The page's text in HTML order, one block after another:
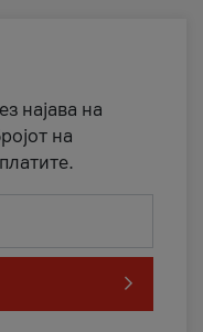
најава на
на